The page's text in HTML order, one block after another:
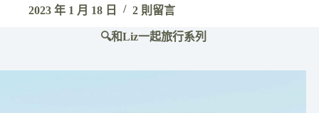
2023 年 1 月 18 日 2 則留言
🔍和Liz一起旅行系列